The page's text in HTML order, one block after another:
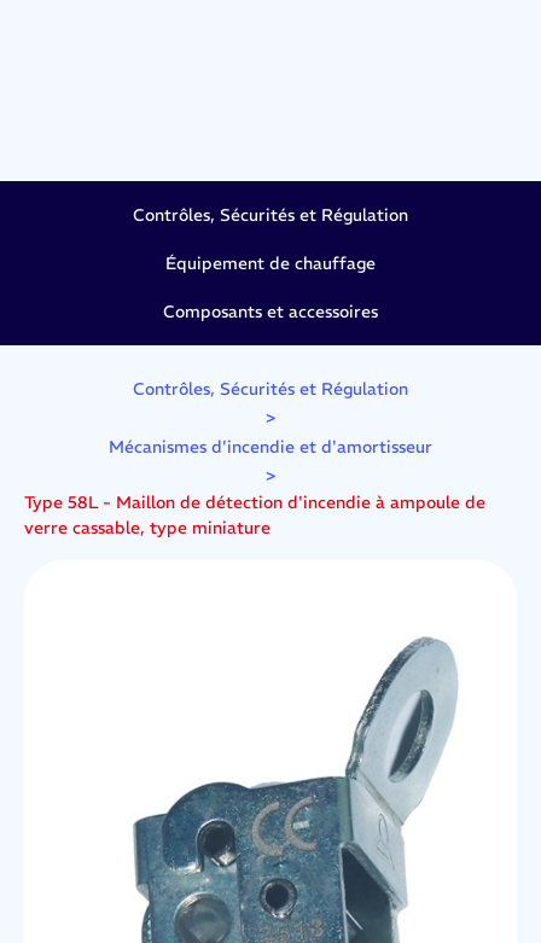
Contrôles, Sécurités et Régulation
Équipement de chauffage
Composants et accessoires
Contrôles, Sécurités et Régulation
>
Mécanismes d'incendie et d'amortisseur
>
Type 58L - Maillon de détection d'incendie à ampoule de
verre cassable, type miniature